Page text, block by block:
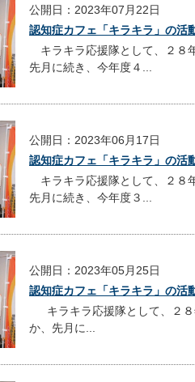
公開日：2023年07月22日
認知症カフェ「キラキラ」の活
キラキラ応援隊として、２８
先月に続き、今年度４...
公開日：2023年06月17日
認知症カフェ「キラキラ」の活
キラキラ応援隊として、２８
先月に続き、今年度３...
公開日：2023年05月25日
認知症カフェ「キラキラ」の活
キラキラ応援隊として、２８
か、先月に...